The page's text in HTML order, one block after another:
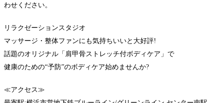
わせください。
リラクゼーションスタジオ
マッサージ・整体ファンにも気持ちいいと大好評!
話題のオリジナル「肩甲骨ストレッチ付ボディケア」で
健康のための“予防”のボディケア始めませんか?
≪アクセス≫